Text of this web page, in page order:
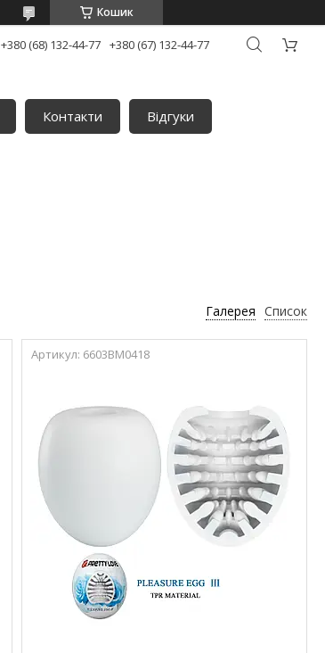
Кошик
+380 (68) 132-44-77 +380 (67) 132-44-77
Контакти
Відгуки
Галерея Список
6603ВМ0418